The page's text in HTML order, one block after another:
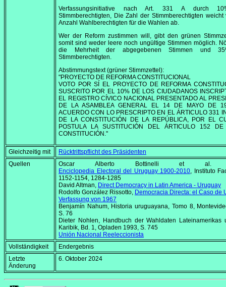
Verfassungsinitiative nach Art. 331 A durch
Stimmberechtigten, Die Zahl der Stimmberechtigten weicht
Anzahl Wahlberechtigten für die Wahlen ab.
Wer der Reform zustimmen will, gibt den grünen
somit sind weder leere noch ungültige Stimmen möglich.
die Mehrheit der abgegebenen Stimmen und
Stimmberechtigten.
Abstimmungstext (grüner Stimmzettel):
"PROYECTO DE REFORMA CONSTITUCIONAL
VOTO POR SÍ EL PROYECTO DE REFORMA
SUSCRITO POR EL 10% DE LOS CIUDADANOS
EL REGISTRO CÍVICO NACIONAL PRESENTADO AL
DE LA ASAMBLEA GENERAL EL 14 DE MAYO DE
ACUERDO CON LO PRESCRIPTO EN EL ÁRTICULO 331
DE LA CONSTITUCIÓN DE LA REPÚBLICA, POR EL
POSTULA LA SUSTITUCIÓN DEL ÁRTICULO 152 DE
CONSTITUCIÓN."
Gleichzeitig mit
Rücktrittspflicht des Präsidenten
Quellen
Oscar Alberto Bottinelli et al.
Enciclopedia Electoral del Uruguay 1900-2010, Instituto
1152-1154, 1284-1285
David Altman, Direct Democracy in Latin America - Uruguay
Rodolfo González Rissotto, Democracia Directa: el Caso de
Verfassung von 1967
Benjamín Nahum, Historia uruguayana, Tomo 8,
S. 76
Dieter Nohlen, Handbuch der Wahldaten Lateinamerikas
Karibik, Bd. 1, Opladen 1993, S. 745
Unión Nacional Reeleccionista
Vollständigkeit
Endergebnis
Letzte
Änderung
6. Oktober 2024